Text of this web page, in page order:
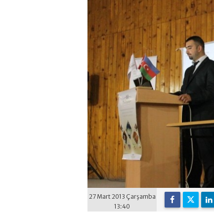
27 Mart 2013 Çarşamba
13:40